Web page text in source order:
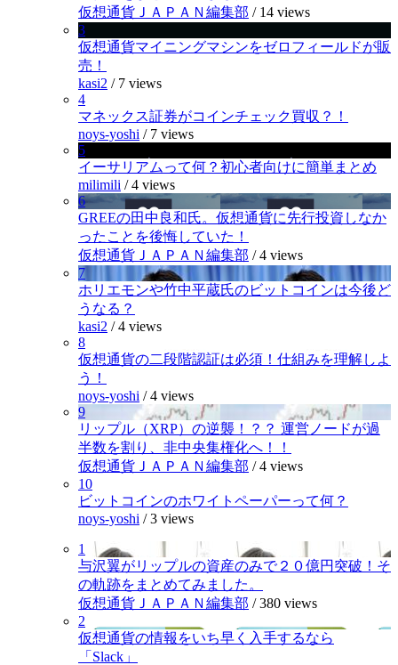
仮想通貨ＪＡＰＡＮ編集部 / 14 views
3
仮想通貨マイニングマシンをゼロフィールドが販
売！
kasi2 / 7 views
4
マネックス証券がコインチェック買収？！
noys-yoshi / 7 views
5
イーサリアムって何？初心者向けに簡単まとめ
milimili /4 views
6
GREEの田中良和氏。仮想通貨に先行投資しなか
ったことを後悔していた！
仮想通貨ＪＡＰＡＮ編集部 /4 views
7
ホリエモンや竹中平蔵氏のビットコインは今後ど
うなる？
kasi2 /4 views
8
仮想通貨の二段階認証は必須！仕組みを理解しよ
う！
noys-yoshi /4 views
9
リップル（XRP）の逆襲！？？ 運営ノードが過
半数を割り、非中央集権化へ！！
仮想通貨ＪＡＰＡＮ編集部 /4 views
10
ビットコインのホワイトペーパーって何？
noys-yoshi /3 views
1
与沢翼がリップルの資産のみで２０億円突破！そ
の軌跡をまとめてみました。
仮想通貨ＪＡＰＡＮ編集部 /380 views
2
仮想通貨の情報をいち早く入手するなら
「Slack」